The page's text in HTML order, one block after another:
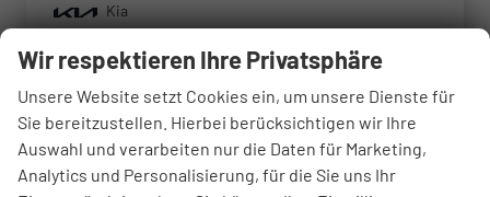
Kia
Mitsubishi
Nissan
Opel
Wir respektieren Ihre Privatsphäre
Unsere Website setzt Cookies ein, um unsere Dienste für
Sie bereitzustellen. Hierbei berücksichtigen wir Ihre
Auswahl und verarbeiten nur die Daten für Marketing,
Analytics und Personalisierung, für die Sie uns Ihr